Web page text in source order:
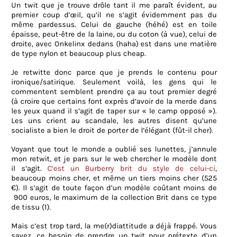
Un twit que je trouve drôle tant il me paraît évident, au
premier coup d’œil, qu’il ne s’agit évidemment pas du
même pardessus. Celui de gauche (héhé) est en toile
épaisse, peut-être de la laine, ou du coton (à vue), celui de
droite, avec Onkelinx dedans (haha) est dans une matière
de type nylon et beaucoup plus cheap.
Je retwitte donc parce que je prends le contenu pour
ironique/satirique. Seulement voilà, les gens qui le
commentent semblent prendre ça au tout premier degré
(à croire que certains font exprès d’avoir de la merde dans
les yeux quand il s’agit de taper sur « le camp opposé »).
Les uns crient au scandale, les autres disent qu’une
socialiste a bien le droit de porter de l’élégant (fût-il cher).
Voyant que tout le monde a oublié ses lunettes, j’annule
mon retwit, et je pars sur le web chercher le modèle dont
il s’agit. C’est un Burberry brit du style de celui-ci,
beaucoup moins cher, et même un tiers moins cher (525
€). Il s’agit de toute façon d’un modèle coûtant moins de
900 euros, le maximum de la collection Brit dans ce type
de tissu (1).
Mais c’est trop tard, la me(r)diattitude a déjà frappé. Vous